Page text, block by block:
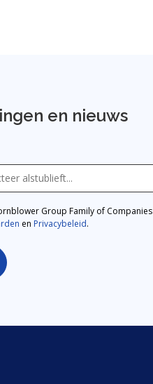
en nieuws
Group Family of Companies
en Privacybeleid.